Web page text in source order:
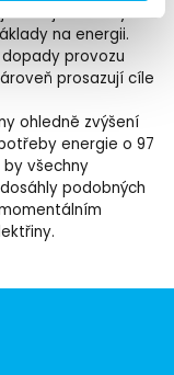
servery
na energii.
provozu
prosazují cíle
ohledně zvýšení
energie o 97
by všechny
podobných